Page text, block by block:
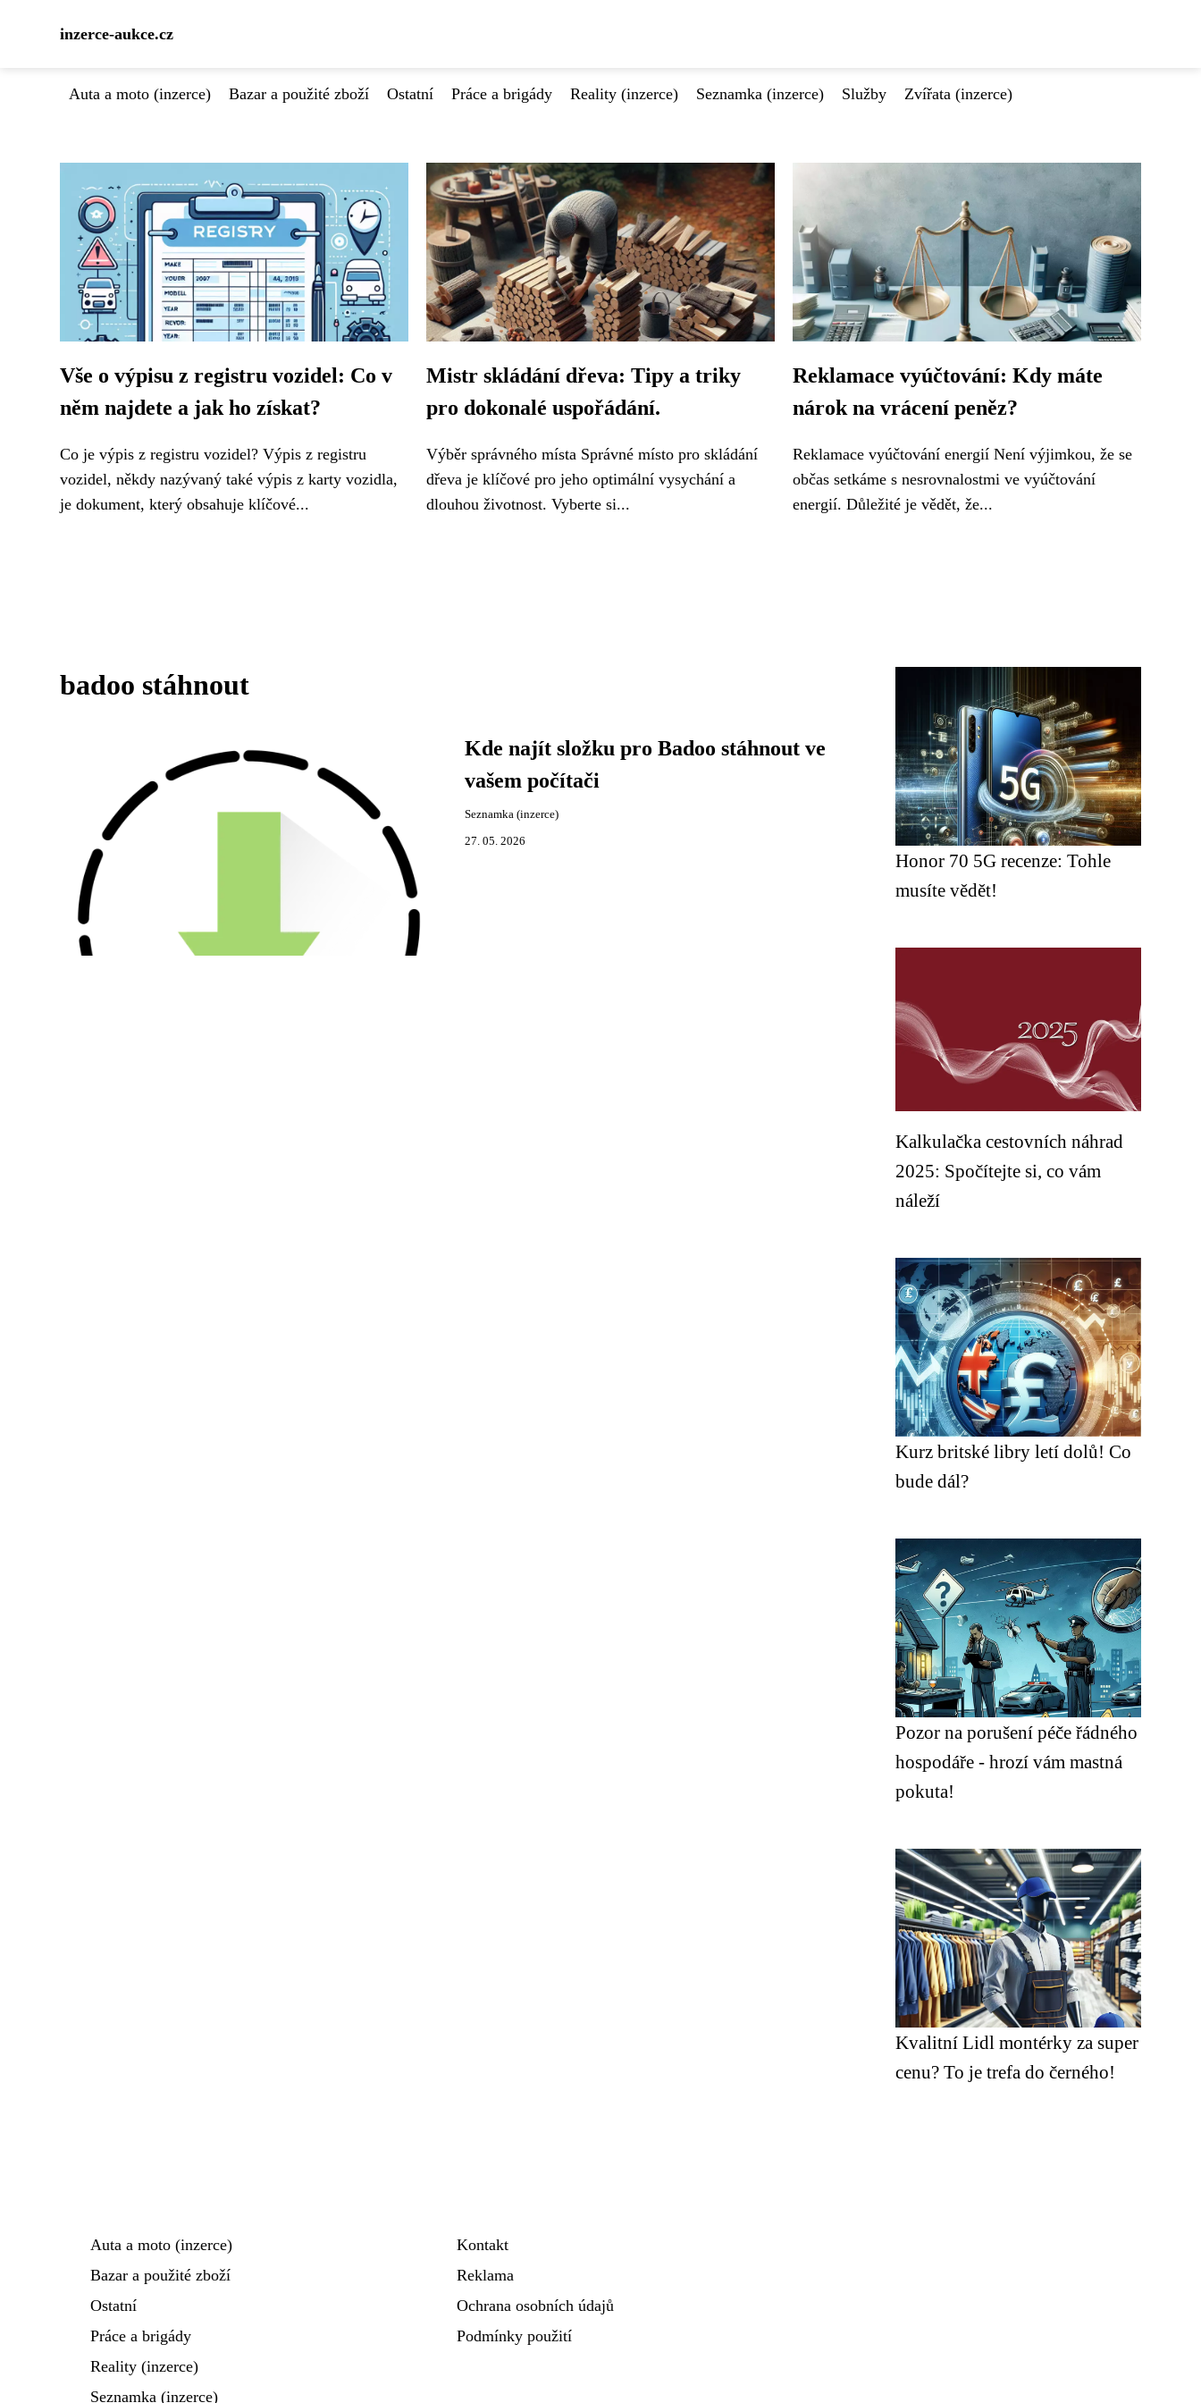
inzerce-aukce.cz
Auta a moto (inzerce) Bazar a použité zboží Ostatní Práce a brigády Reality (inzerce) Seznamka (inzerce) Služby Zvířata (inzerce)
Vše o výpisu z registru vozidel: Co v
něm najdete a jak ho získat?
Co je výpis z registru vozidel? Výpis z registru
vozidel, někdy nazývaný také výpis z karty vozidla,
je dokument, který obsahuje klíčové...
Mistr skládání dřeva: Tipy a triky
pro dokonalé uspořádání.
Výběr správného místa Správné místo pro skládání
dřeva je klíčové pro jeho optimální vysychání a
dlouhou životnost. Vyberte si...
Reklamace vyúčtování: Kdy máte
nárok na vrácení peněz?
Reklamace vyúčtování energií Není výjimkou, že se
občas setkáme s nesrovnalostmi ve vyúčtování
energií. Důležité je vědět, že...
badoo stáhnout
Kde najít složku pro Badoo stáhnout ve
vašem počítači
Seznamka (inzerce)
27. 05. 2026
Honor 70 5G recenze: Tohle
musíte vědět!
Kalkulačka cestovních náhrad
2025: Spočítejte si, co vám
náleží
Kurz britské libry letí dolů! Co
bude dál?
Pozor na porušení péče řádného
hospodáře - hrozí vám mastná
pokuta!
Kvalitní Lidl montérky za super
cenu? To je trefa do černého!
Auta a moto (inzerce)
Bazar a použité zboží
Ostatní
Práce a brigády
Reality (inzerce)
Seznamka (inzerce)
Kontakt
Reklama
Ochrana osobních údajů
Podmínky použití